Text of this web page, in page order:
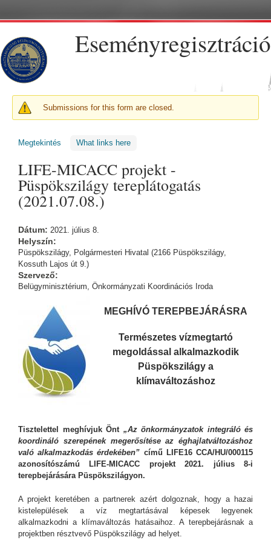
Eseményregisztráció
FIGYELMEZTETŐ ÜZENET
Submissions for this form are closed.
Megtekintés (aktív fül)
What links here
LIFE-MICACC projekt -
Püspökszilágy tereplátogatás
(2021.07.08.)
Dátum: 2021. július 8.
Helyszín:
Püspökszilágy, Polgármesteri Hivatal (2166 Püspökszilágy,
Kossuth Lajos út 9.)
Szervező:
Belügyminisztérium, Önkormányzati Koordinációs Iroda
MEGHÍVÓ TEREPBEJÁRÁSRA
Természetes vízmegtartó
megoldással alkalmazkodik
Püspökszilágy a
klímaváltozáshoz
Tisztelettel meghívjuk Önt „Az önkormányzatok integráló és
koordináló szerepének megerősítése az éghajlatváltozáshoz
való alkalmazkodás érdekében” című LIFE16 CCA/HU/000115
azonosítószámú LIFE-MICACC projekt 2021. július 8-i
terepbejárására Püspökszilágyon.
A projekt keretében a partnerek azért dolgoznak, hogy a hazai
kistelepülések a víz megtartásával képesek legyenek
alkalmazkodni a klímaváltozás hatásaihoz. A terepbejárásnak a
projektben résztvevő Püspökszilágy ad helyet.